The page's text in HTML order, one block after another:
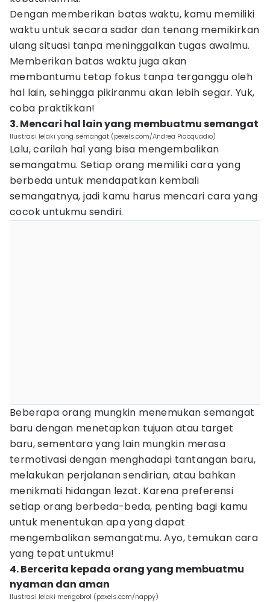
Dengan memberikan batas waktu, kamu memiliki
waktu untuk secara sadar dan tenang memikirkan
ulang situasi tanpa meninggalkan tugas awalmu.
Memberikan batas waktu juga akan
membantumu tetap fokus tanpa terganggu oleh
hal lain, sehingga pikiranmu akan lebih segar. Yuk,
coba praktikkan!
3. Mencari hal lain yang membuatmu semangat
Ilustrasi lelaki yang semangat (pexels.com/Andrea Piacquadio)
Lalu, carilah hal yang bisa mengembalikan
semangatmu. Setiap orang memiliki cara yang
berbeda untuk mendapatkan kembali
semangatnya, jadi kamu harus mencari cara yang
cocok untukmu sendiri.
Beberapa orang mungkin menemukan semangat
baru dengan menetapkan tujuan atau target
baru, sementara yang lain mungkin merasa
termotivasi dengan menghadapi tantangan baru,
melakukan perjalanan sendirian, atau bahkan
menikmati hidangan lezat. Karena preferensi
setiap orang berbeda-beda, penting bagi kamu
untuk menentukan apa yang dapat
mengembalikan semangatmu. Ayo, temukan cara
yang tepat untukmu!
4. Bercerita kepada orang yang membuatmu
nyaman dan aman
Ilustrasi lelaki mengobrol (pexels.com/nappy)